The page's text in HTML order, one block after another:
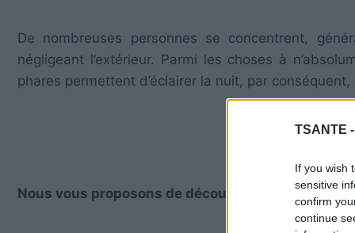
TSANTE -
If you wish
sensitive
confirm
continue
De nombreuses personnes se concentrent,
négligeant l’extérieur. Parmi les choses à
phares permettent d’éclairer la nuit, par
Nous vous proposons de découvrir 2 astuces